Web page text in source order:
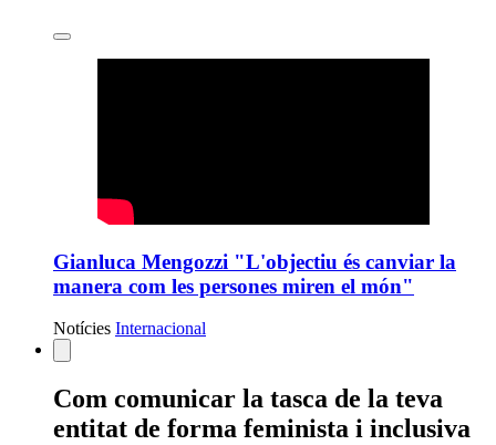
Gianluca Mengozzi "L'objectiu és canviar la
manera com les persones miren el món"
Notícies Internacional
Estàs
veient:
Com comunicar la tasca de la teva
entitat de forma feminista i inclusiva